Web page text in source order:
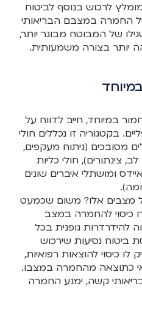
לרכוש בנוסף לביטוח
החמרה במצבם הבריאותי
של המבוטח מבוגר יותר,
יותר בצורה משמעותית.
במיוחד, חייב לדווח על
בקטגוריה זו נכללים חולי
מסובכים (ניתוח מעקפים,
חולי כליות
ומושתלי איברים שונים
מצבים אלו? משום שכמעט
כיסוי להחמרה במצב
להידרדרות גופנית בכל
ביטוח נסיעות שירכוש
כיסוי להוצאות רפואיות,
כתוצאה מהחמרה במצבו.
קשה, ימנע החמרה